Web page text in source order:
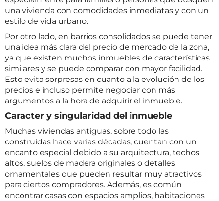
una vivienda con comodidades inmediatas y con un
estilo de vida urbano.
Por otro lado, en barrios consolidados se puede tener
una idea más clara del precio de mercado de la zona,
ya que existen muchos inmuebles de características
similares y se puede comparar con mayor facilidad.
Esto evita sorpresas en cuanto a la evolución de los
precios e incluso permite negociar con más
argumentos a la hora de adquirir el inmueble.
Caracter y singularidad del inmueble
Muchas viviendas antiguas, sobre todo las
construidas hace varias décadas, cuentan con un
encanto especial debido a su arquitectura, techos
altos, suelos de madera originales o detalles
ornamentales que pueden resultar muy atractivos
para ciertos compradores. Además, es común
encontrar casas con espacios amplios, habitaciones